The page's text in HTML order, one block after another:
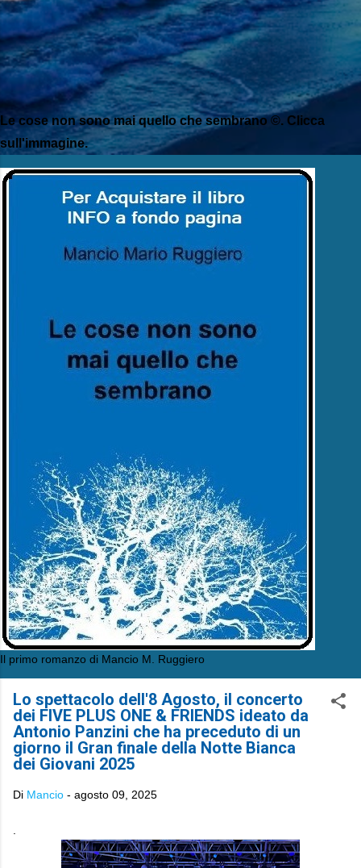
Le cose non sono mai quello che sembrano ©. Clicca
sull'immagine.
Il primo romanzo di Mancio M. Ruggiero
Lo spettacolo dell'8 Agosto, il concerto
dei FIVE PLUS ONE & FRIENDS ideato da
Antonio Panzini che ha preceduto di un
giorno il Gran finale della Notte Bianca
dei Giovani 2025
Di Mancio - agosto 09, 2025